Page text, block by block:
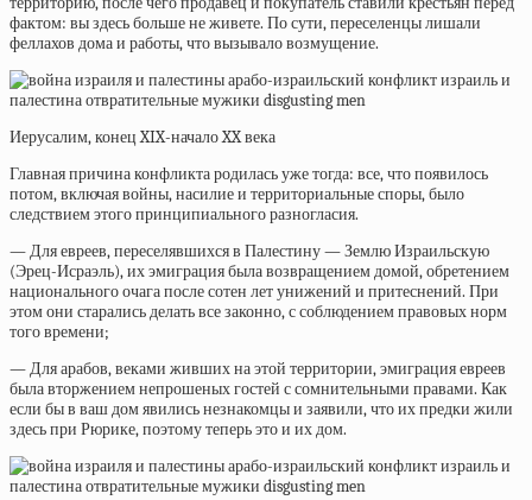
фактом: вы здесь больше не живете. По сути, переселенцы лишали
феллахов дома и работы, что вызывало возмущение.
Иерусалим, конец XIX-начало XX века
Главная причина конфликта родилась уже тогда: все, что появилось
потом, включая войны, насилие и территориальные споры, было
следствием этого принципиального разногласия.
— Для евреев, переселявшихся в Палестину — Землю Израильскую
(Эрец-Исраэль), их эмиграция была возвращением домой, обретением
национального очага после сотен лет унижений и притеснений. При
этом они старались делать все законно, с соблюдением правовых норм
того времени;
— Для арабов, веками живших на этой территории, эмиграция евреев
была вторжением непрошеных гостей с сомнительными правами. Как
если бы в ваш дом явились незнакомцы и заявили, что их предки жили
здесь при Рюрике, поэтому теперь это и их дом.